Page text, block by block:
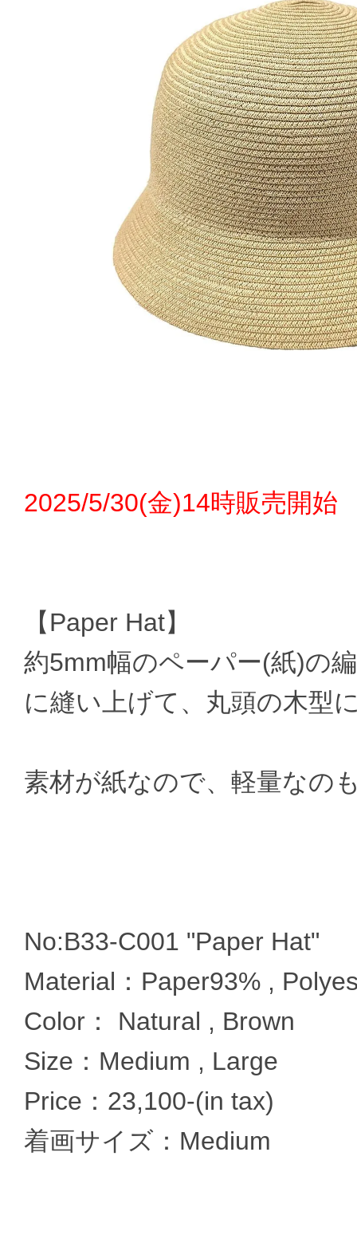
2025/5/30(金)14時販売開始
【Paper Hat】
約5mm幅のペーパー(紙)の
に縫い上げて、丸頭の木型
素材が紙なので、軽量なの
No:B33-C001 "Paper Hat"
Material：Paper93% ,
Color： Natural , Brown
Size：Medium , Large
Price：23,100-(in tax)
着画サイズ：Medium